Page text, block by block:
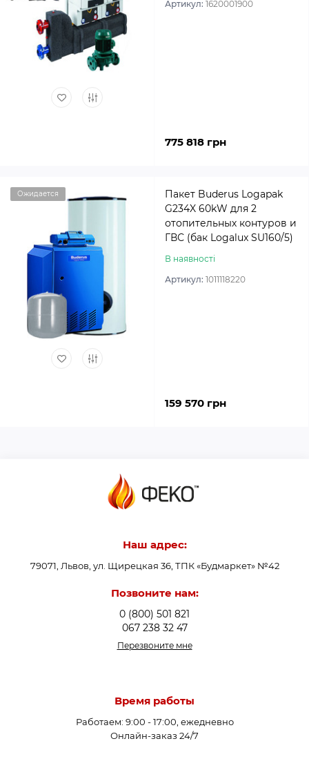
Артикул: 1620001900
775 818 грн
Ожидается
Пакет Buderus Logapak
G234X 60kW для 2
отопительных контуров и
ГВС (бак Logalux SU160/5)
В наявності
Артикул: 1011118220
159 570 грн
Наш адрес:
79071, Львов, ул. Щирецкая 36, ТПК «Будмаркет» №42
Позвоните нам:
0 (800) 501 821
067 238 32 47
Перезвоните мне
Время работы
Работаем: 9:00 - 17:00, ежедневно
Онлайн-заказ 24/7